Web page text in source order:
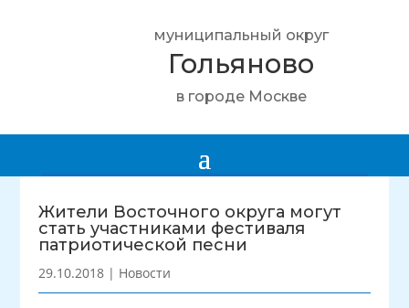
муниципальный округ
Гольяново
в городе Москве
Жители Восточного округа могут
стать участниками фестиваля
патриотической песни
29.10.2018 | Новости